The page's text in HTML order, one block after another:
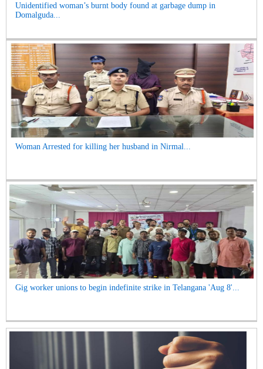
Unidentified woman’s burnt body found at garbage dump in
Domalguda...
Woman Arrested for killing her husband in Nirmal...
Gig worker unions to begin indefinite strike in Telangana 'Aug 8'...